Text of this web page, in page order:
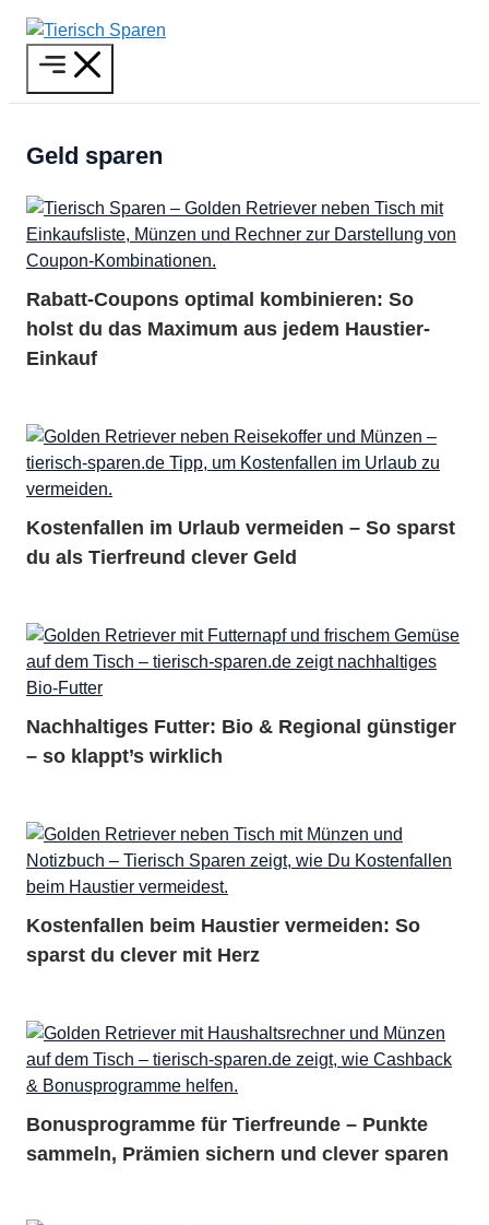
Zum
Inhalt
springen
Geld sparen
Rabatt-Coupons optimal kombinieren: So
holst du das Maximum aus jedem Haustier-
Einkauf
Kostenfallen im Urlaub vermeiden – So sparst
du als Tierfreund clever Geld
Nachhaltiges Futter: Bio & Regional günstiger
– so klappt’s wirklich
Kostenfallen beim Haustier vermeiden: So
sparst du clever mit Herz
Bonusprogramme für Tierfreunde – Punkte
sammeln, Prämien sichern und clever sparen